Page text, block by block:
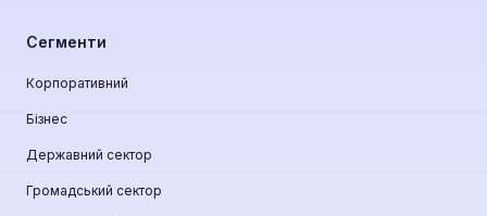
Сегменти
Корпоративний
Бізнес
Державний сектор
Громадський сектор